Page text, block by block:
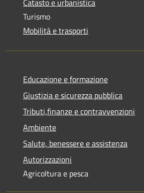
Catasto e urbanistica
Turismo
Mobilità e trasporti
Educazione e formazione
Giustizia e sicurezza pubblica
Tributi,finanze e contravvenzioni
Ambiente
Salute, benessere e assistenza
Autorizzazioni
Agricoltura e pesca